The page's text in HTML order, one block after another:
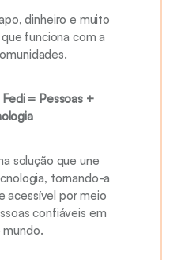
dinheiro e muito
funciona com a
= Pessoas +
solução que une
tornando-a
acessível por meio
confiáveis em